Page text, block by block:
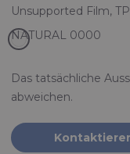
Unsupported Film,
Das tatsächliche
abweichen.